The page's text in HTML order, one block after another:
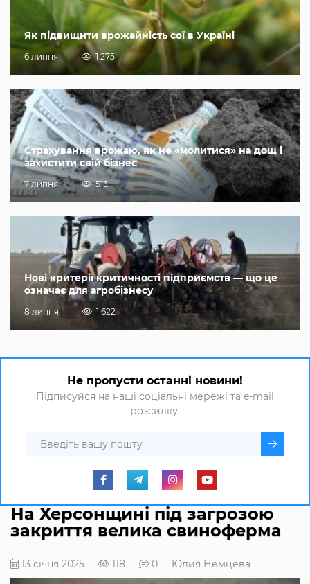
Як підвищити врожайність сої в Україні
6 липня 1 275
Страхування врожаю, як не «молитися» на дощ і
захистити свій бізнес
7 липня 513
Нові критерії критичності підприємств — що це
означає для агробізнесу
8 липня 1 622
Не пропусти останні новини!
Підписуйся на наші соціальні мережі та e-mail
розсилку.
На Херсонщині під загрозою
закриття велика свиноферма
13 січня 2025 118 0 Юлия Немцева